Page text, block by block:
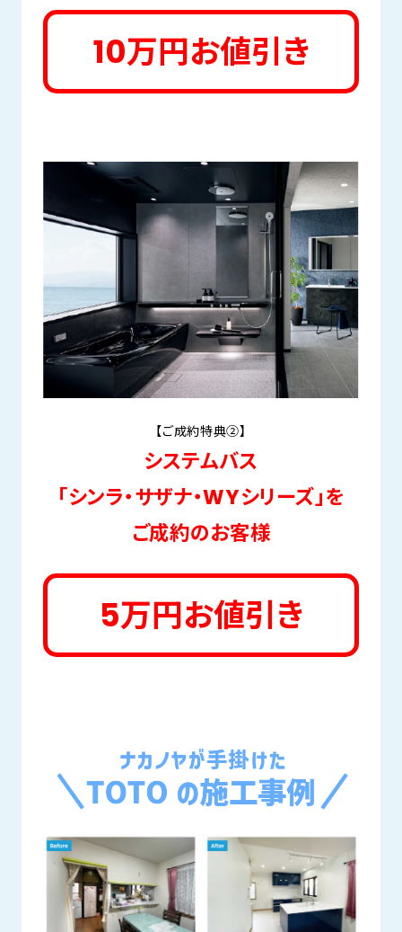
10万円お値引き
【ご成約特典②】
システムバス
「シンラ・サザナ・WYシリーズ」を
ご成約のお客様
5万円お値引き